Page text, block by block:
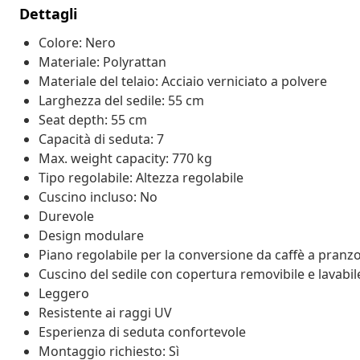
Dettagli
Colore: Nero
Materiale: Polyrattan
Materiale del telaio: Acciaio verniciato a polvere
Larghezza del sedile: 55 cm
Seat depth: 55 cm
Capacità di seduta: 7
Max. weight capacity: 770 kg
Tipo regolabile: Altezza regolabile
Cuscino incluso: No
Durevole
Design modulare
Piano regolabile per la conversione da caffè a
Cuscino del sedile con copertura removibile e
Leggero
Resistente ai raggi UV
Esperienza di seduta confortevole
Montaggio richiesto: Sì